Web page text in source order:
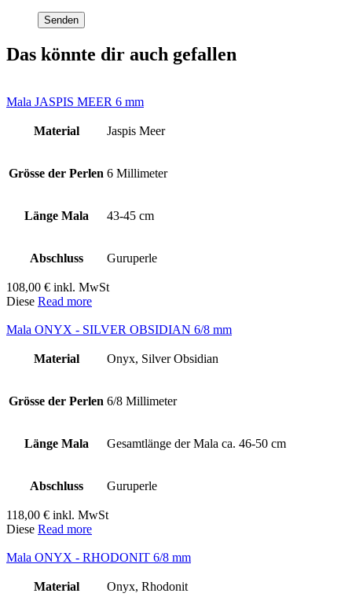
Das könnte dir auch gefallen
Mala JASPIS MEER 6 mm
Material Jaspis Meer
Grösse der Perlen 6 Millimeter
Länge Mala 43-45 cm
Abschluss Guruperle
108,00 € inkl. MwSt
Diese Read more
Mala ONYX - SILVER OBSIDIAN 6/8 mm
Material Onyx, Silver Obsidian
Grösse der Perlen 6/8 Millimeter
Länge Mala Gesamtlänge der Mala ca. 46-50 cm
Abschluss Guruperle
118,00 € inkl. MwSt
Diese Read more
Mala ONYX - RHODONIT 6/8 mm
Material Onyx, Rhodonit